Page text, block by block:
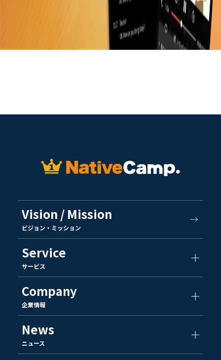
Vision / Mission
ビジョン・ミッション
Service
サービス
Company
企業情報
News
ニュース